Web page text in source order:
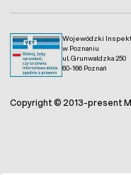
Wojewódzki
w Poznaniu
ul. Grunwaldzka 250
60-166 Poznań
Copyright © 2013-present